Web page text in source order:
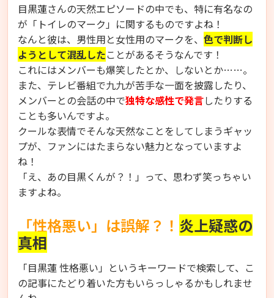
目黒蓮さんの天然エピソードの中でも、特に有名なの
が「トイレのマーク」に関するものですよね！
なんと彼は、男性用と女性用のマークを、 色で判断し
ようとして混乱したことがあるそうなんです！
これにはメンバーも爆笑したとか、しないとか……。
また、テレビ番組で九九が苦手な一面を披露したり、
メンバーとの会話の中で独特な感性で発言したりする
ことも多いんですよ。
クールな表情でそんな天然なことをしてしまうギャッ
プが、ファンにはたまらない魅力となっていますよ
ね！
「え、あの目黒くんが？！」って、思わず笑っちゃい
ますよね。
「性格悪い」は誤解？！ 炎上疑惑の
真相
「目黒蓮 性格悪い」というキーワードで検索して、こ
の記事にたどり着いた方もいらっしゃるかもしれませ